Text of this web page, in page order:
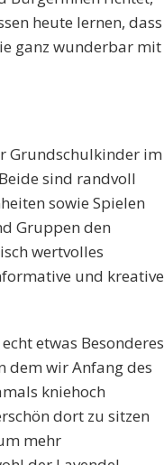
heute lernen, dass
ganz wunderbar mit
Grundschulkinder im
sind randvoll
sowie Spielen
Gruppen den
wertvolles
und kreative
etwas Besonderes
dem wir Anfang des
kniehoch
dort zu sitzen
mehr